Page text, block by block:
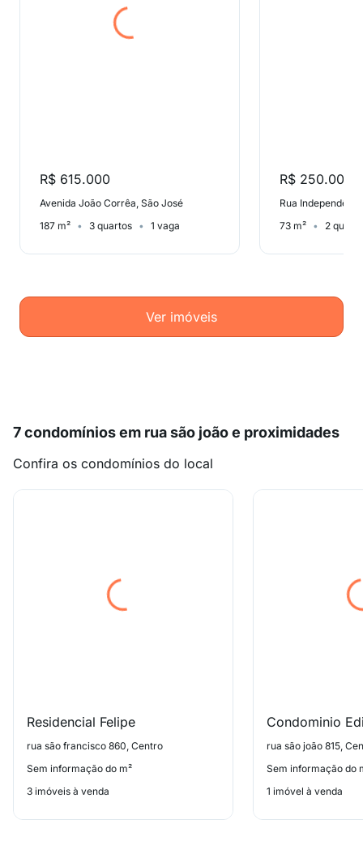
R$ 615.000
Avenida João Corrêa, São José
187 m²
3 quartos 1 vaga
R$ 250.000
Rua
73 m²
2
Ver imóveis
7 condomínios em rua são joão e proximidades
Confira os condomínios do local
Residencial Felipe
rua são francisco 860, Centro
Sem informação do m²
3 imóveis à venda
Condominio
rua são joão 815,
Sem informação do
1 imóvel à venda